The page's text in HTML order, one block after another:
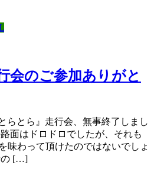
会のご参加ありがと
らとら』走行会、無事終了しまし
面はドロドロでしたが、それも
味わって頂けたのではないでしょ
の […]